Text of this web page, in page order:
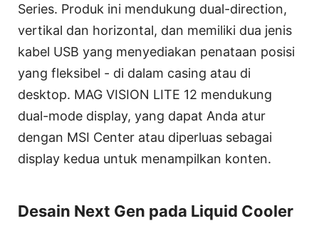
Series. Produk ini mendukung dual-direction,
vertikal dan horizontal, dan memiliki dua jenis
kabel USB yang menyediakan penataan posisi
yang fleksibel - di dalam casing atau di
desktop. MAG VISION LITE 12 mendukung
dual-mode display, yang dapat Anda atur
dengan MSI Center atau diperluas sebagai
display kedua untuk menampilkan konten.
Desain Next Gen pada Liquid Cooler